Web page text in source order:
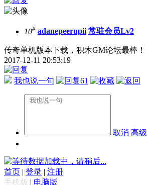
10# adanepeerupii 常驻会员Lv2
传奇单机版本下载，积木GM论坛最棒！
2017-12-11 20:53:19
我也说一句 61
取消 高级
数据加载中，请稍后...
首页 | 登录 | 注册
手机版 | 电脑版